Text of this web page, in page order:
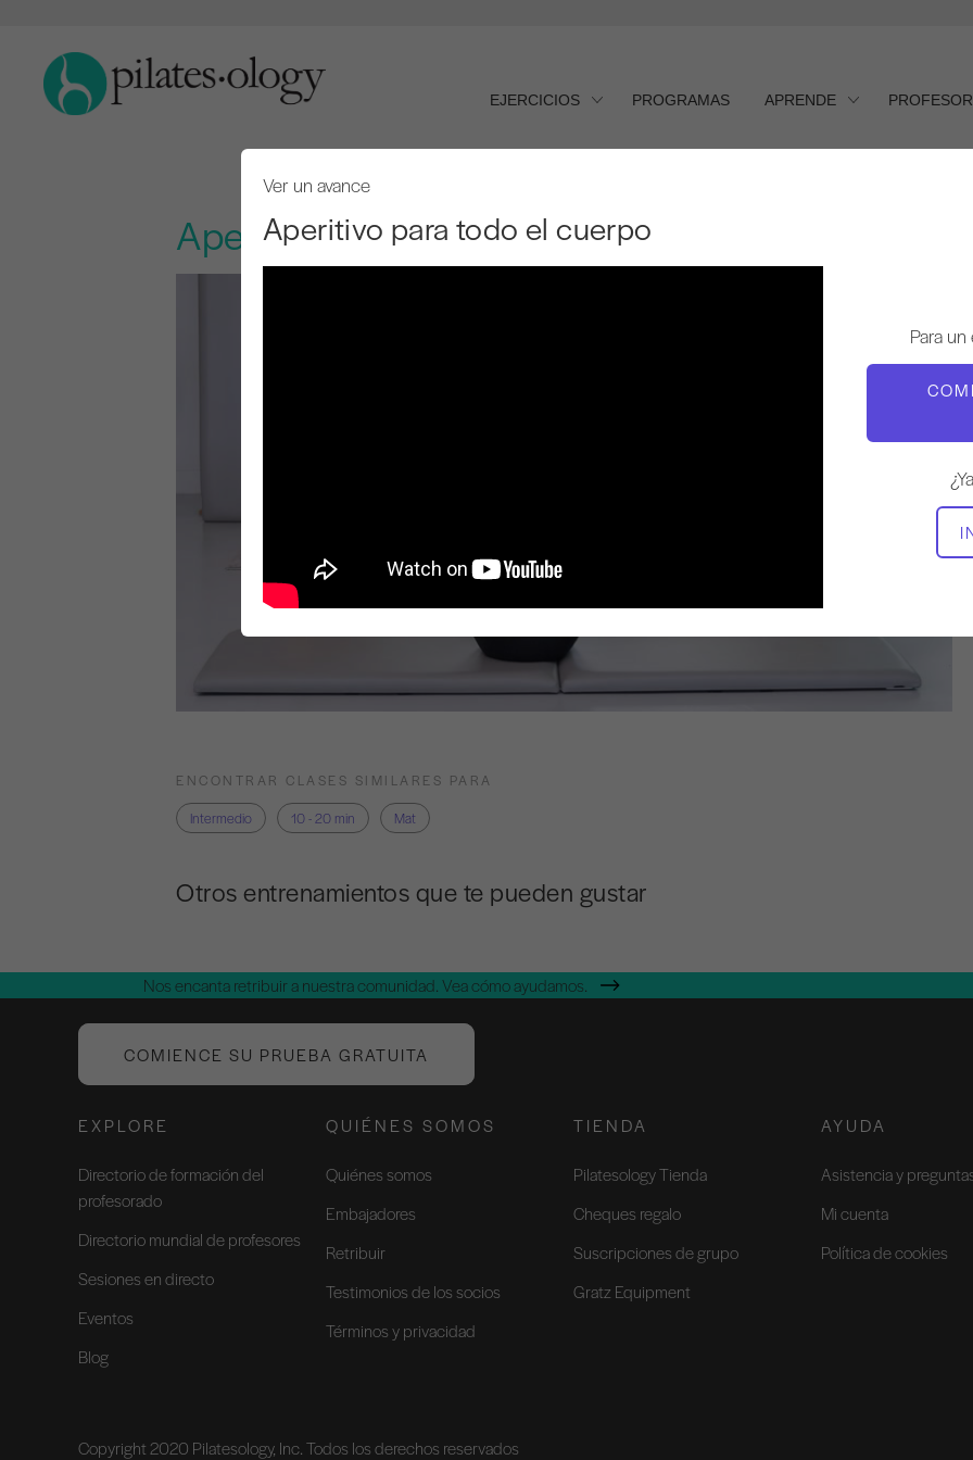
EJERCICIOS PROGRAMAS APRENDE
Aperitivo para todo el cuerpo
Ver un avance
Aperitivo para todo el cuerpo
Para
ENCONTRAR CLASES SIMILARES PARA
Intermedio
10 - 20 min Mat
Otros entrenamientos que te pueden gustar
Nos encanta retribuir a nuestra comunidad. Vea cómo ayudamos.
COMIENCE SU PRUEBA GRATUITA
EXPLORE
Directorio de formación del
profesorado
Directorio mundial de profesores
Sesiones en directo
Eventos
Blog
QUIÉNES SOMOS
Quiénes somos
Embajadores
Retribuir
Testimonios de los socios
Términos y privacidad
TIENDA
Pilatesology Tienda
Cheques regalo
Suscripciones de grupo
Gratz Equipment
AYUDA
Asistencia y
Mi cuenta
Política de cookies
Copyright 2020 Pilatesology, Inc. Todos los derechos reservados